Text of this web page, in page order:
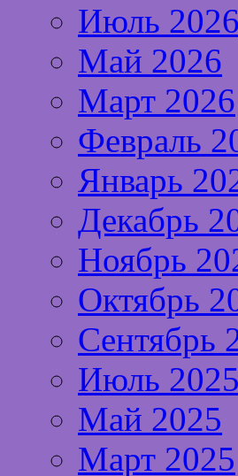
Июль 2026
Май 2026
Март 2026
Февраль
Январь
Декабрь
Ноябрь
Октябрь
Сентябрь
Июль 2025
Май 2025
Март 2025